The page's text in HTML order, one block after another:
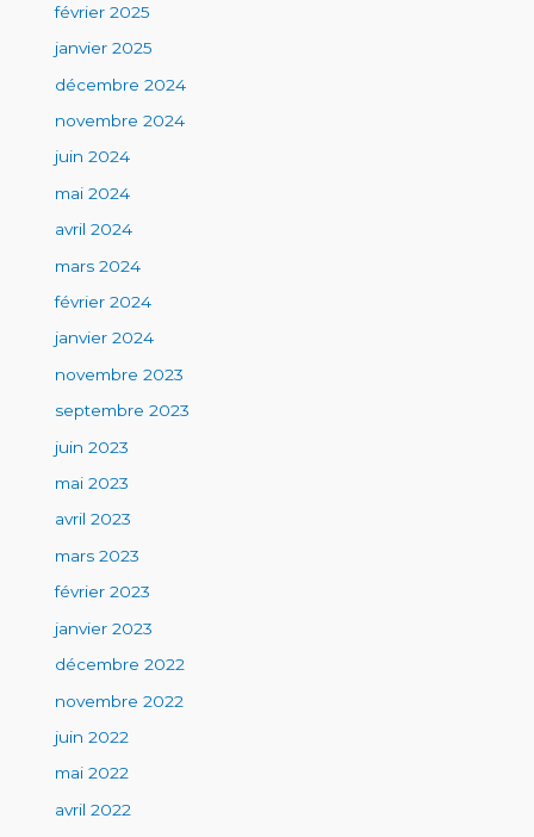
février 2025
janvier 2025
décembre 2024
novembre 2024
juin 2024
mai 2024
avril 2024
mars 2024
février 2024
janvier 2024
novembre 2023
septembre 2023
juin 2023
mai 2023
avril 2023
mars 2023
février 2023
janvier 2023
décembre 2022
novembre 2022
juin 2022
mai 2022
avril 2022